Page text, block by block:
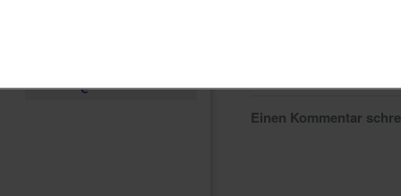
e
Einen Kommentar